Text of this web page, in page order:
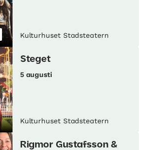
Kulturhuset Stadsteatern
Steget
5 augusti
Kulturhuset Stadsteatern
Rigmor Gustafsson &